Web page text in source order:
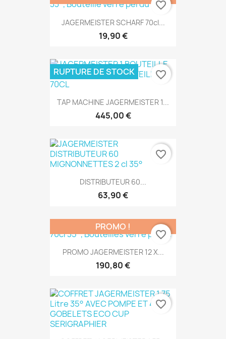
JAGERMEISTER SCHARF 70cl...
19,90 €
favorite_border
TAP MACHINE JAGERMEISTER 1...
445,00 €
RUPTURE DE STOCK favorite_border
DISTRIBUTEUR 60...
63,90 €
favorite_border
PROMO JAGERMEISTER 12 X...
190,80 €
PROMO !
favorite_border
favorite_border